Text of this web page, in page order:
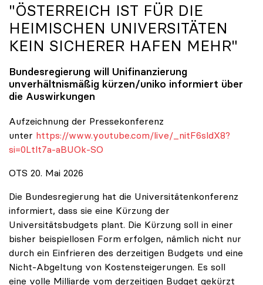
"ÖSTERREICH IST FÜR DIE
HEIMISCHEN UNIVERSITÄTEN
KEIN SICHERER HAFEN MEHR"
Bundesregierung will Unifinanzierung
unverhältnismäßig kürzen/uniko informiert über
die Auswirkungen
Aufzeichnung der Pressekonferenz
unter https://www.youtube.com/live/_nitF6sldX8?
si=0Ltlt7a-aBUOk-SO
OTS 20. Mai 2026
Die Bundesregierung hat die Universitätenkonferenz
informiert, dass sie eine Kürzung der
Universitätsbudgets plant. Die Kürzung soll in einer
bisher beispiellosen Form erfolgen, nämlich nicht nur
durch ein Einfrieren des derzeitigen Budgets und eine
Nicht-Abgeltung von Kostensteigerungen. Es soll
eine volle Milliarde vom derzeitigen Budget gekürzt